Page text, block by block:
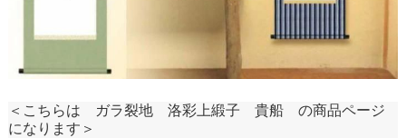
＜こちらは ガラ裂地 洛彩上緞子 貴船 の商品ページ
になります＞